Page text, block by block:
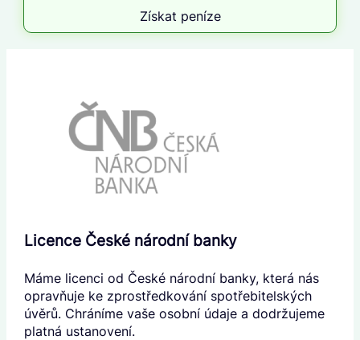
Získat peníze
Licence České národní banky
Máme licenci od České národní banky, která nás
opravňuje ke zprostředkování spotřebitelských
úvěrů. Chráníme vaše osobní údaje a dodržujeme
platná ustanovení.